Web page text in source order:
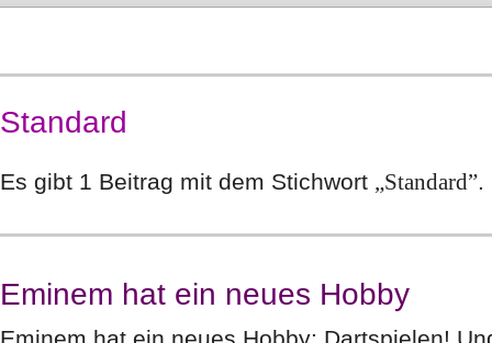
Standard
Es gibt 1 Beitrag mit dem Stichwort „Standard”.
Eminem hat ein neues Hobby